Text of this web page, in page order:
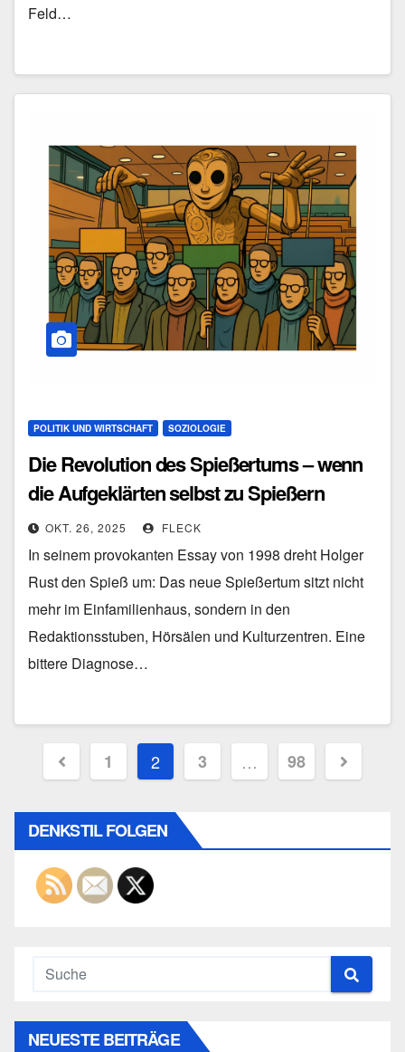
Feld…
POLITIK UND WIRTSCHAFT SOZIOLOGIE
Die Revolution des Spießertums – wenn
die Aufgeklärten selbst zu Spießern
werden
OKT. 26, 2025 FLECK
In seinem provokanten Essay von 1998 dreht Holger
Rust den Spieß um: Das neue Spießertum sitzt nicht
mehr im Einfamilienhaus, sondern in den
Redaktionsstuben, Hörsälen und Kulturzentren. Eine
bittere Diagnose…
Seitennummerierung
Beiträge
1 2 3 … 98
DENKSTIL FOLGEN
NEUESTE BEITRÄGE